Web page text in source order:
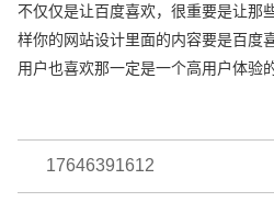
不仅仅是让百度喜欢，很重要是让那
样你的网站设计里面的内容要是百度
用户也喜欢那一定是一个高用户体验
17646391612